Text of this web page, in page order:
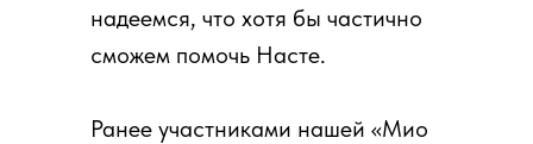
надеемся, что хотя бы частично
сможем помочь Насте.
Ранее участниками нашей «Мио